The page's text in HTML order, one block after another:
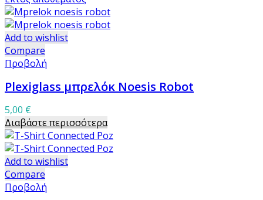
Add to wishlist
Compare
Προβολή
Plexiglass μπρελόκ Noesis Robot
5,00 €
Διαβάστε περισσότερα
Add to wishlist
Compare
Προβολή